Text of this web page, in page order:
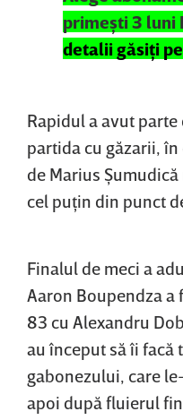
primeşti 3 luni
detalii găsiţi
Rapidul a avut
partida cu găzarii,
de Marius
cel puţin din punct
Finalul de meci a
Aaron Boupendza
83 cu Alexandru
au început să îi
gabonezului, care
apoi după fluierul